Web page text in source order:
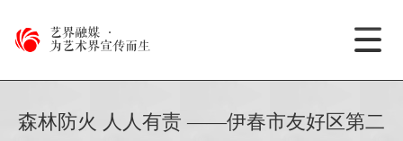
艺界融媒
·
为艺术界宣传而生
森林防火 人人有责 ——伊春市友好区第二